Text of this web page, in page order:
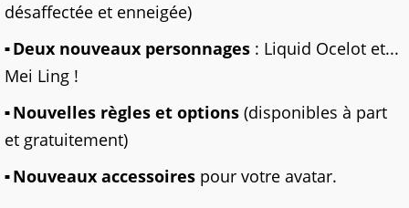
désaffectée et enneigée)
Deux nouveaux personnages : Liquid Ocelot et...
Mei Ling !
Nouvelles règles et options (disponibles à part
et gratuitement)
Nouveaux accessoires pour votre avatar.